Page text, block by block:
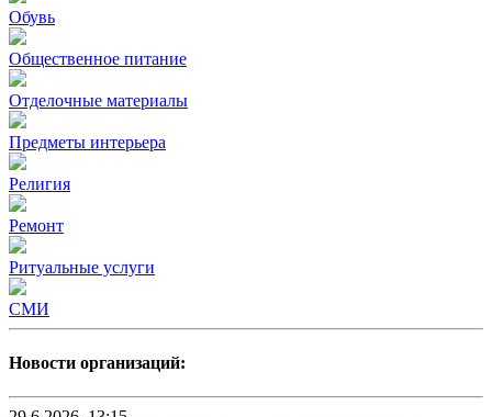
Обувь
Общественное питание
Отделочные материалы
Предметы интерьера
Религия
Ремонт
Ритуальные услуги
СМИ
Новости организаций: